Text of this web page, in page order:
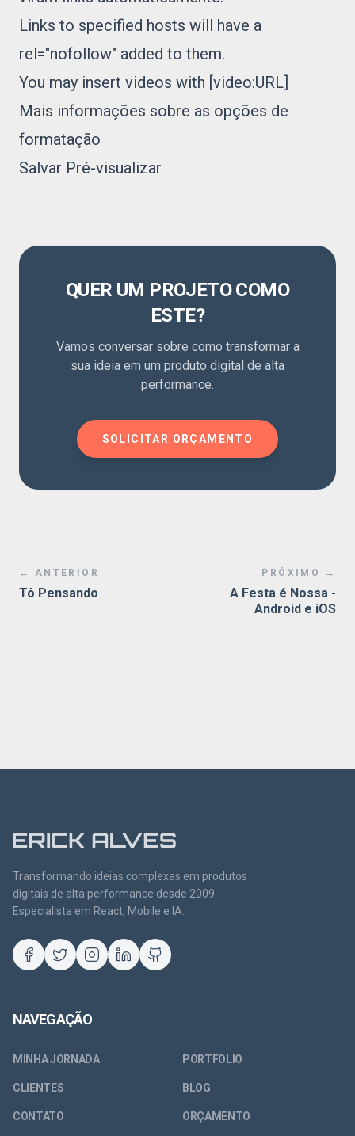
Links to specified hosts will have a
rel="nofollow" added to them.
You may insert videos with [video:URL]
Mais informações sobre as opções de
formatação
QUER UM PROJETO COMO
ESTE?
Vamos conversar sobre como transformar a
sua ideia em um produto digital de alta
performance.
SOLICITAR ORÇAMENTO
← ANTERIOR
Tô Pensando
PRÓXIMO →
A Festa é Nossa -
Android e iOS
Transformando ideias complexas em produtos
digitais de alta performance desde 2009.
Especialista em React, Mobile e IA.
NAVEGAÇÃO
MINHA JORNADA PORTFOLIO
CLIENTES BLOG
CONTATO ORÇAMENTO